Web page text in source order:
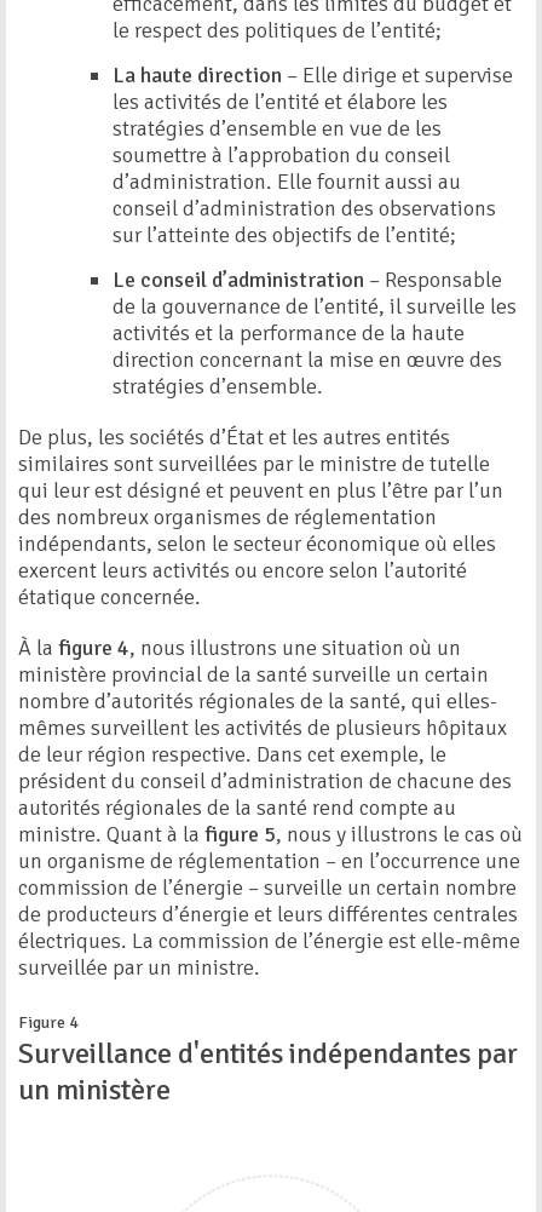
le respect des politiques de l’entité;
La haute direction – Elle dirige et supervise
les activités de l’entité et élabore les
stratégies d’ensemble en vue de les
soumettre à l’approbation du conseil
d’administration. Elle fournit aussi au
conseil d’administration des observations
sur l’atteinte des objectifs de l’entité;
Le conseil d’administration – Responsable
de la gouvernance de l’entité, il surveille les
activités et la performance de la haute
direction concernant la mise en œuvre des
stratégies d’ensemble.
De plus, les sociétés d’État et les autres entités
similaires sont surveillées par le ministre de tutelle
qui leur est désigné et peuvent en plus l’être par l’un
des nombreux organismes de réglementation
indépendants, selon le secteur économique où elles
exercent leurs activités ou encore selon l’autorité
étatique concernée.
À la figure 4, nous illustrons une situation où un
ministère provincial de la santé surveille un certain
nombre d’autorités régionales de la santé, qui elles-
mêmes surveillent les activités de plusieurs hôpitaux
de leur région respective. Dans cet exemple, le
président du conseil d’administration de chacune des
autorités régionales de la santé rend compte au
ministre. Quant à la figure 5, nous y illustrons le cas où
un organisme de réglementation – en l’occurrence une
commission de l’énergie – surveille un certain nombre
de producteurs d’énergie et leurs différentes centrales
électriques. La commission de l’énergie est elle-même
surveillée par un ministre.
Figure 4
Surveillance d'entités indépendantes par
un ministère